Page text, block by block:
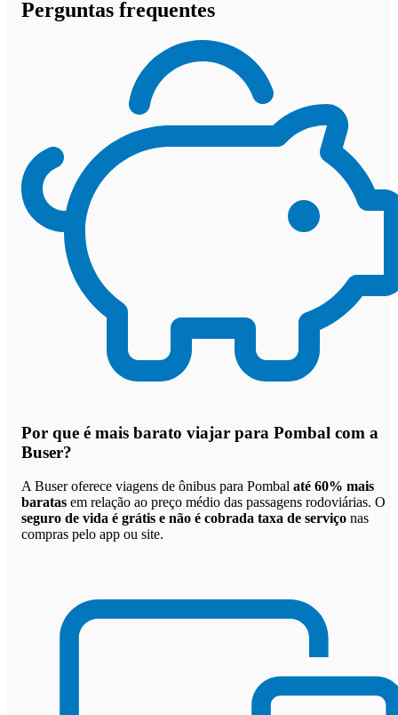
Perguntas frequentes
Por que é mais barato viajar para Pombal com a
Buser?
A Buser oferece viagens de ônibus para Pombal até 60% mais
baratas em relação ao preço médio das passagens rodoviárias. O
seguro de vida é grátis e não é cobrada taxa de serviço nas
compras pelo app ou site.